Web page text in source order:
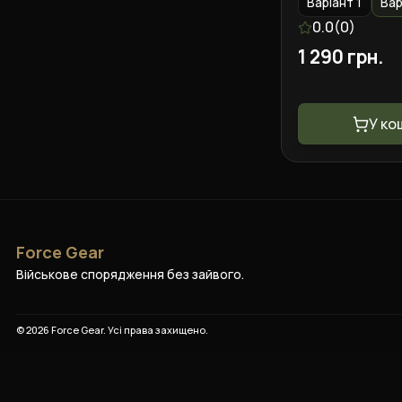
0.0(0)
1 290 грн.
У
Force Gear
Військове спорядження без зайвого.
©2026 Force Gear. Усі права захищено.